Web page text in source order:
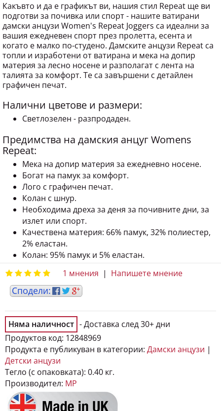
Какъвто и да е графикът ви, нашия стил Repeat ще ви
подготви за почивка или спорт - нашите ватирани
дамски анцузи Women's Repeat Joggers са идеални за
вашия ежедневен спорт през пролетта, есента и
когато е малко по-студено. Дамските анцузи Repeat са
топли и изработени от ватирана и мека на допир
материя за лесно носене и разполагат с лента на
талията за комфорт. Те са завършени с детайлен
графичен печат.
Налични цветове и размери:
Светлозелен - разпродаден.
Предимства на дамския анцуг Womens
Repeat:
Мека на допир материя за ежедневно носене.
Богат на памук за комфорт.
Лого с графичен печат.
Колан с шнур.
Необходима дреха за деня за почивните дни, за
излет или спорт.
Качествена материя: 66% памук, 32% полиестер,
2% еластан.
Колан: 95% памук и 5% еластан.
1 мнения | Напишете мнение
Няма наличност - Доставка след 30+ дни
Продуктов код: 12848969
Продукта е публикуван в категории: Дамски анцузи |
Детски анцузи
Тегло (с опаковката): 0.40 кг.
Производител: MP